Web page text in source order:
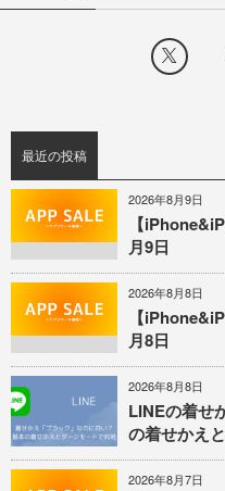
最近の投稿
2026年8月9日
【
月9日
2026年8月8日
【
月8日
2026年8月8日
LINEの着せ
の着せかえ
2026年8月7日